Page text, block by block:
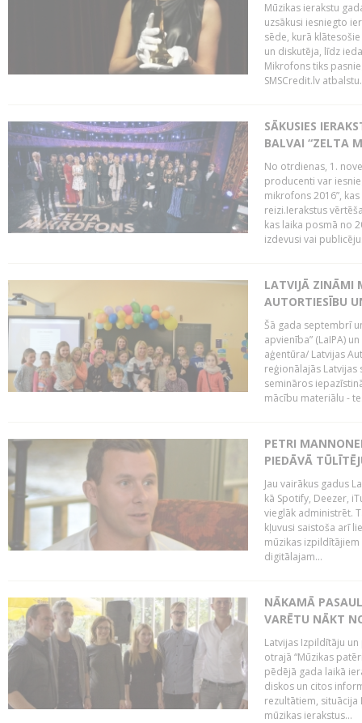
Mūzikas ierakstu
uzsākusi iesniegto
sēde, kurā
un diskutēja, līdz
Mikrofons tiks
SMSCredit.lv
SĀKUSIES
BALVAI “ZELTA
No otrdienas, 1.
producenti var
mikrofons 2016”,
reizi.Ierakstus
kas laika posmā no
izdevusi vai
LATVIJĀ ZINĀMI
AUTORTIESĪBU
Šā gada septembrī
apvienība” (LaIPA)
aģentūra/ Latvijas
reģionālajās
semināros
mācību materiālu -
PETRI
PIEDĀVĀ
Jau vairākus gadus
kā Spotify, Deezer,
vieglāk administrēt.
kļuvusi saistoša arī
mūzikas
digitālajam...
NĀKAMĀ
VARĒTU NĀKT
Latvijas Izpildītāju
otrajā “Mūzikas
pēdējā gada laikā
diskos un citos
rezultātiem, situācija
mūzikas ierakstus...